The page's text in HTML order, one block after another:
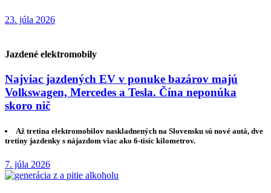
23. júla 2026
Jazdené elektromobily
Najviac jazdených EV v ponuke bazárov majú
Volkswagen, Mercedes a Tesla. Čína neponúka
skoro nič
Až tretina elektromobilov naskladnených na Slovensku sú nové autá, dve
tretiny jazdenky s nájazdom viac ako 6-tisíc kilometrov.
7. júla 2026